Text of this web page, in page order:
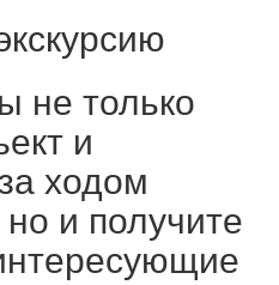
не только
и
ходом
и получите